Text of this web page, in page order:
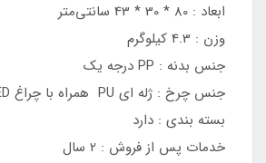
ابعاد : 80 * 30 * 43 سانتی‌متر
وزن : 4.3 کیلوگرم
جنس بدنه : PP درجه یک
جنس چرخ : ژله ای PU همراه با چراغ LED
بسته بندی : دارد
خدمات پس از فروش : 2 سال